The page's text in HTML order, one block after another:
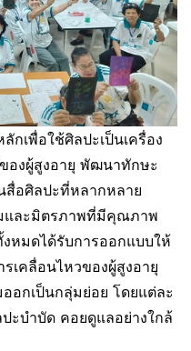
กเพื่อใช้ศิลปะเป็นเครื่อง
องผู้สูงอายุ พัฒนาทักษะ
สื่อศิลปะที่หลากหลาย
และมิตรภาพที่มีคุณภาพ
หมดได้รับการออกแบบให้
เคลื่อนไหวของผู้สูงอายุ
อกเป็นกลุ่มย่อย โดยแต่ละ
ะบำบัด คอยดูแลอย่างใกล้